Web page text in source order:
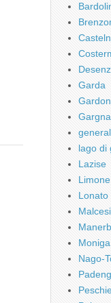
Garda
lago di
Lazise
Limone
Lonato
Moniga
Nago-